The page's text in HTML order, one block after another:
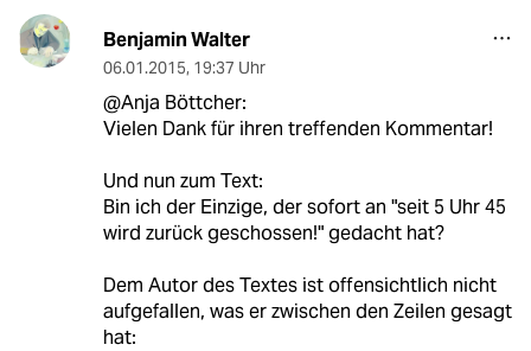
Benjamin Walter
06.01.2015, 19:37 Uhr
@Anja Böttcher:
Vielen Dank für ihren treffenden Kommentar!
Und nun zum Text:
Bin ich der Einzige, der sofort an "seit 5 Uhr 45
wird zurück geschossen!" gedacht hat?
Dem Autor des Textes ist offensichtlich nicht
aufgefallen, was er zwischen den Zeilen gesagt
hat: